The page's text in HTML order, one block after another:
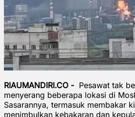
RIAUMANDIRI.CO - Pesawat tak
menyerang beberapa lokasi di
Sasarannya, termasuk membakar
menimbulkan kebakaran dan